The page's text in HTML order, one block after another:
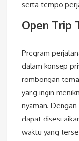
serta tempo
Open Trip
Program
dalam konsep
rombongan
yang ingin
nyaman.
dapat
waktu yang